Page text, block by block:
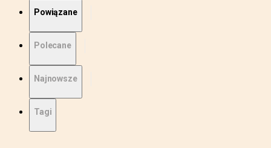
Powiązane
Polecane
Najnowsze
Tagi